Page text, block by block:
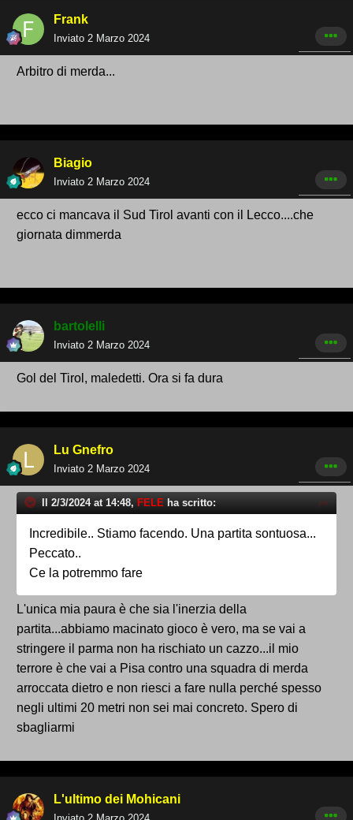
Frank
Inviato 2 Marzo 2024
Arbitro di merda...
Biagio
Inviato 2 Marzo 2024
ecco ci mancava il Sud Tirol avanti con il Lecco....che
giornata dimmerda
bartolelli
Inviato 2 Marzo 2024
Gol del Tirol, maledetti. Ora si fa dura
Lu Gnefro
Inviato 2 Marzo 2024
Il 2/3/2024 at 14:48, FELE ha scritto:
Incredibile.. Stiamo facendo. Una partita sontuosa...
Peccato..
Ce la potremmo fare
L'unica mia paura è che sia l'inerzia della
partita...abbiamo macinato gioco è vero, ma se vai a
stringere il parma non ha rischiato un cazzo...il mio
terrore è che vai a Pisa contro una squadra di merda
arroccata dietro e non riesci a fare nulla perché spesso
negli ultimi 20 metri non sei mai concreto. Spero di
sbagliarmi
L'ultimo dei Mohicani